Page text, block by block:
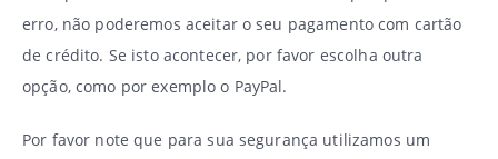
erro, não poderemos aceitar o seu pagamento com cartão
de crédito. Se isto acontecer, por favor escolha outra
opção, como por exemplo o PayPal.
Por favor note que para sua segurança utilizamos um